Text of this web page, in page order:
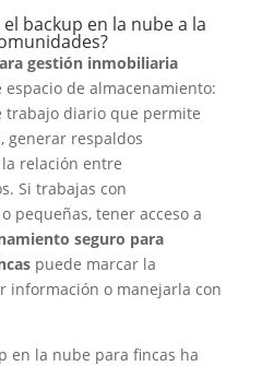
backup en la nube a la
gestión inmobiliaria
de almacenamiento:
trabajo diario que permite
generar respaldos
relación entre
Si trabajas con
pequeñas, tener acceso a
seguro para
puede marcar la
información o manejarla con
en la nube para fincas ha